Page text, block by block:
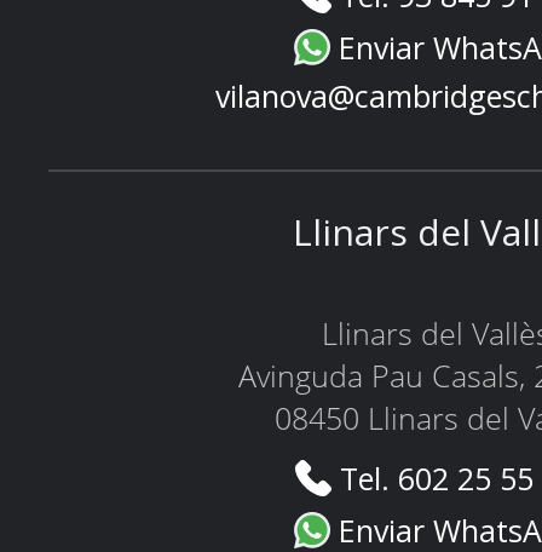
Enviar
Llinars del
Llinars del
Avinguda Pau Casals,
08450 Llinars del
Tel. 602 25
Enviar